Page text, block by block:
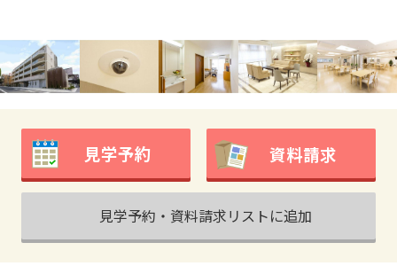
見学予約 資料請求
見学予約・資料請求リストに追加